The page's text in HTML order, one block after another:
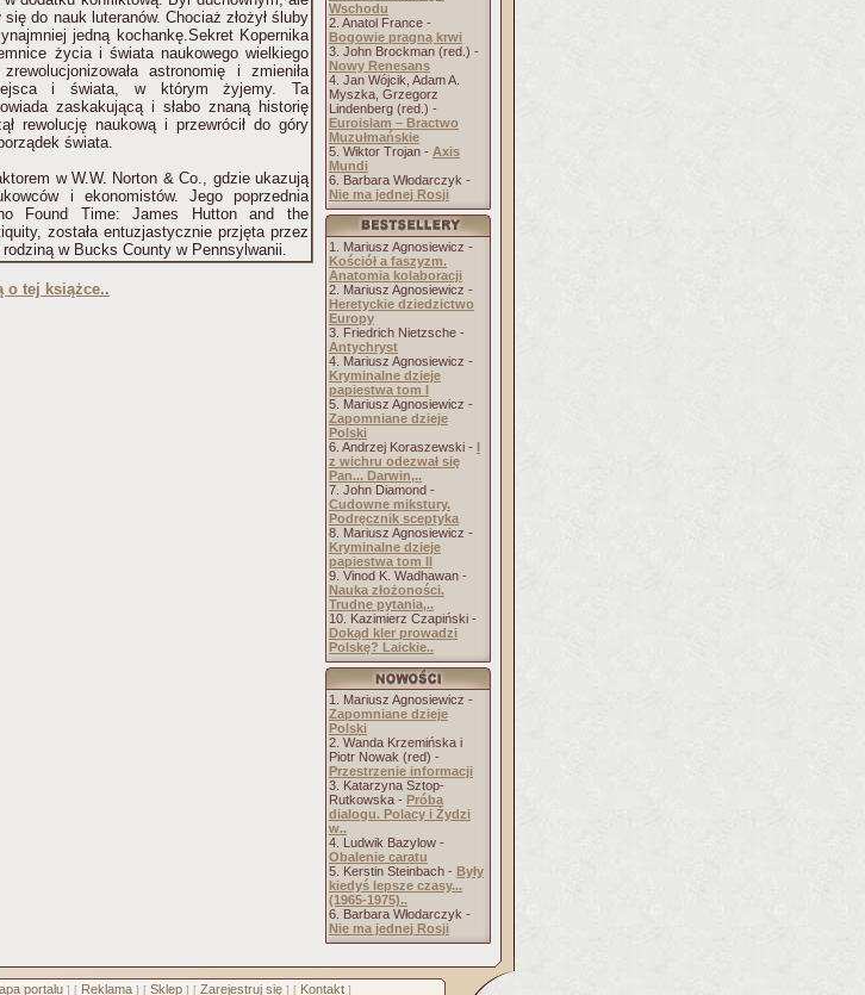
do nauk luteranów. Chociaż złożył śluby
jedną kochankę.Sekret Kopernika
życia i świata naukowego wielkiego
astronomię i zmieniła
i świata, w którym żyjemy. Ta
zaskakującą i słabo znaną historię
rewolucję naukową i przewrócił do góry
świata.
w W.W. Norton & Co., gdzie ukazują
i ekonomistów. Jego poprzednia
Found Time: James Hutton and the
została entuzjastycznie przjęta przez
w Bucks County w Pennsylwanii.
o tej książce..
Wschodu
2. Anatol France -
Bogowie pragną krwi
3. John Brockman (red.) -
Nowy Renesans
4. Jan Wójcik, Adam A.
Myszka, Grzegorz
Lindenberg (red.) -
Euroislam – Bractwo
Muzułmańskie
5. Wiktor Trojan - Axis
Mundi
6. Barbara Włodarczyk -
Nie ma jednej Rosji
1. Mariusz Agnosiewicz -
Kościół a faszyzm.
Anatomia kolaboracji
2. Mariusz Agnosiewicz -
Heretyckie dziedzictwo
Europy
3. Friedrich Nietzsche -
Antychryst
4. Mariusz Agnosiewicz -
Kryminalne dzieje
papiestwa tom I
5. Mariusz Agnosiewicz -
Zapomniane dzieje
Polski
6. Andrzej Koraszewski - I
z wichru odezwał się
Pan... Darwin,..
7. John Diamond -
Cudowne mikstury.
Podręcznik sceptyka
8. Mariusz Agnosiewicz -
Kryminalne dzieje
papiestwa tom II
9. Vinod K. Wadhawan -
Nauka złożoności.
Trudne pytania,..
10. Kazimierz Czapiński -
Dokąd kler prowadzi
Polskę? Laickie..
1. Mariusz Agnosiewicz -
Zapomniane dzieje
Polski
2. Wanda Krzemińska i
Piotr Nowak (red) -
Przestrzenie informacji
3. Katarzyna Sztop-
Rutkowska - Próba
dialogu. Polacy i Żydzi
w..
4. Ludwik Bazylow -
Obalenie caratu
5. Kerstin Steinbach - Były
kiedyś lepsze czasy...
(1965-1975)..
6. Barbara Włodarczyk -
Nie ma jednej Rosji
portalu] [ Reklama] [ Sklep] [ Zarejestruj się] [ Kontakt]